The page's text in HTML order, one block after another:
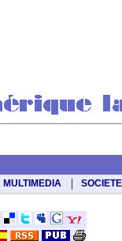
MULTIMEDIA | SOCIETE